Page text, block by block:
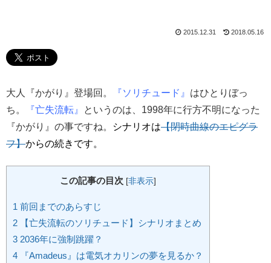
2015.12.31 2018.05.16
大人『かがり』登場回。 『ソリチュード』 はひとりぼっ
ち。
『亡失流転』
というのは、1998年に行方不明になった
『かがり』の事ですね。
シナリオは【閉時曲線のエピグラ
フ】からの続きです。
この記事の目次 [非表示]
1 前回までのあらすじ
2 【亡失流転のソリチュード】シナリオまとめ
3 2036年に強制跳躍？
4 『Amadeus』は電気オカリンの夢を見るか？